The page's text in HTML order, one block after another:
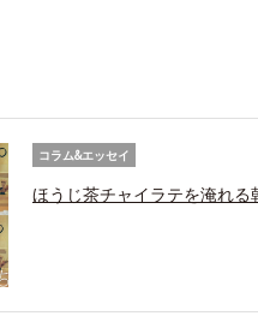
コラム&エッセイ
ほうじ茶チャイラテを淹れる